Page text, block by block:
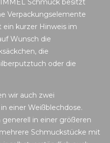
Schmuck besitzt
Verpackungselemente
kurzer Hinweis im
Wunsch die
die
oder die
wir auch zwei
einer Weißblechdose.
in einer größeren
Schmuckstücke mit